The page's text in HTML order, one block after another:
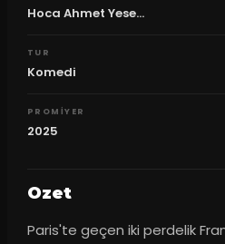
Hoca Ahmet Yese...
TUR
Komedi
PROMIYER
2025
Ozet
Paris'te geçen iki perdelik